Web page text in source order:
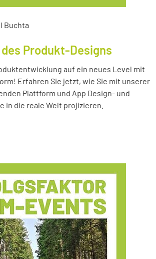
Buchta
Produkt-Designs
auf ein neues Level mit
Erfahren Sie jetzt, wie Sie mit unserer
Plattform und App Design- und
in die reale Welt projizieren.